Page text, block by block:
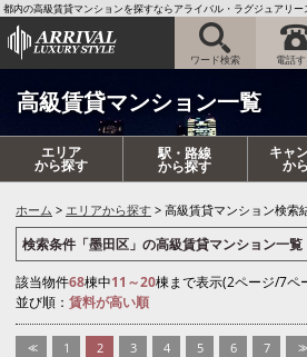
都内の高級賃貸マンションを探すならアライバル・ラグジュアリー
ワード検索 電話
高級賃貸マンション一覧
エリア
から探す
駅・路線
から探す
キャ
か
ホーム エリアから探す 高級賃貸マンション検索
検索条件「墨田区」の高級賃貸マンション一覧
該当物件68棟中11～20棟まで表示(2ページ/7ペ
並び順： 賃料が高い順
<< 1 2 3 4 5 6 7 >>